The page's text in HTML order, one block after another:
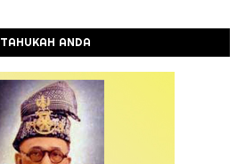
TAHUKAH ANDA